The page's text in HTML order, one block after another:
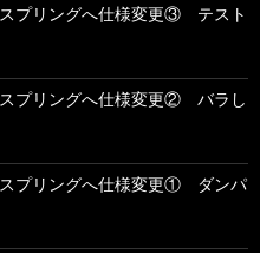
スプリングへ仕様変更③ テスト
スプリングへ仕様変更② バラし
スプリングへ仕様変更① ダンパ